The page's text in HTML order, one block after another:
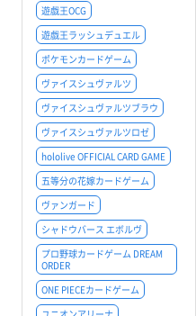
遊戯王OCG
遊戯王ラッシュデュエル
ポケモンカードゲーム
ヴァイスシュヴァルツ
ヴァイスシュヴァルツブラウ
ヴァイスシュヴァルツロゼ
hololive OFFICIAL CARD GAME
五等分の花嫁カードゲーム
ヴァンガード
シャドウバース エボルヴ
プロ野球カードゲーム DREAM
ORDER
ONE PIECEカードゲーム